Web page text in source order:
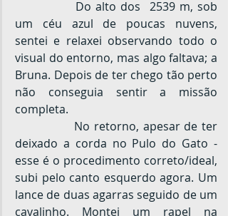
um céu azul de poucas nuvens,
sentei e relaxei observando todo o
visual do entorno, mas algo faltava; a
Bruna. Depois de ter chego tão perto
não conseguia sentir a missão
completa.
deixado a corda no Pulo do Gato -
esse é o procedimento correto/ideal,
subi pelo canto esquerdo agora. Um
lance de duas agarras seguido de um
cavalinho. Montei um rapel na